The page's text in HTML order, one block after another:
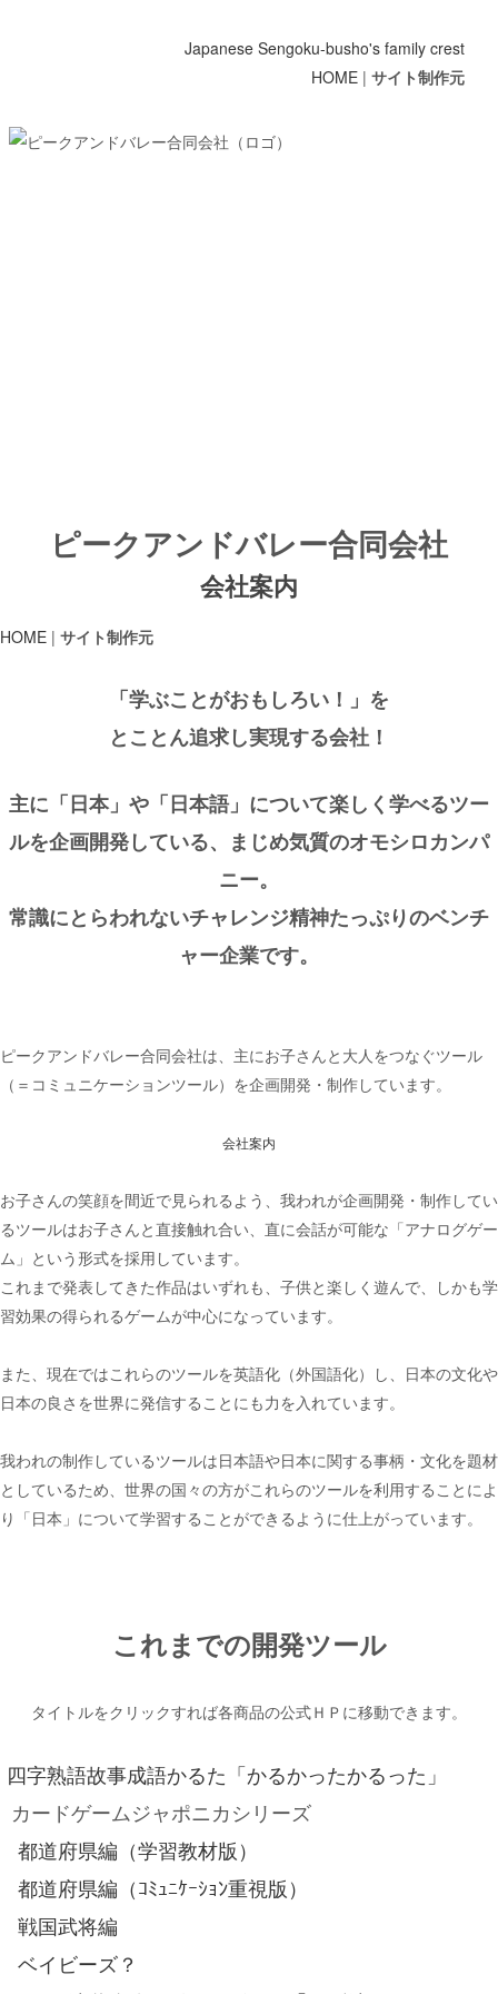
Japanese Sengoku-busho's family crest
HOME | サイト制作元
ピークアンドバレー合同会社
会社案内
HOME | サイト制作元
「学ぶことがおもしろい！」を
とことん追求し実現する会社！
主に「日本」や「日本語」について楽しく学べるツー
ルを企画開発している、まじめ気質のオモシロカンパ
ニー。
常識にとらわれないチャレンジ精神たっぷりのベンチ
ャー企業です。
ピークアンドバレー合同会社は、主にお子さんと大人をつなぐツール
（＝コミュニケーションツール）を企画開発・制作しています。
会社案内
お子さんの笑顔を間近で見られるよう、我われが企画開発・制作してい
るツールはお子さんと直接触れ合い、直に会話が可能な「アナログゲー
ム」という形式を採用しています。
これまで発表してきた作品はいずれも、子供と楽しく遊んで、しかも学
習効果の得られるゲームが中心になっています。
また、現在ではこれらのツールを英語化（外国語化）し、日本の文化や
日本の良さを世界に発信することにも力を入れています。
我われの制作しているツールは日本語や日本に関する事柄・文化を題材
としているため、世界の国々の方がこれらのツールを利用することによ
り「日本」について学習することができるように仕上がっています。
これまでの開発ツール
タイトルをクリックすれば各商品の公式ＨＰに移動できます。
四字熟語故事成語かるた「かるかったかるった」
カードゲームジャポニカシリーズ
都道府県編（学習教材版）
都道府県編（ｺﾐｭﾆｹｰｼｮﾝ重視版）
戦国武将編
ベイビーズ？